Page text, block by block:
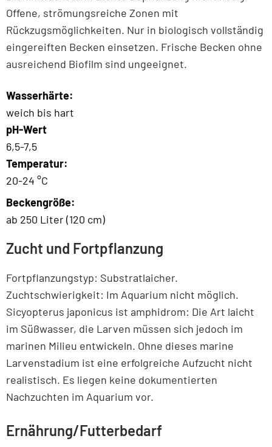
Offene, strömungsreiche Zonen mit
Rückzugsmöglichkeiten. Nur in biologisch vollständig
eingereiften Becken einsetzen. Frische Becken ohne
ausreichend Biofilm sind ungeeignet.
Wasserhärte:
weich bis hart
pH-Wert
6,5-7,5
Temperatur:
20-24 °C
Beckengröße:
ab 250 Liter (120 cm)
Zucht und Fortpflanzung
Fortpflanzungstyp: Substratlaicher.
Zuchtschwierigkeit: Im Aquarium nicht möglich.
Sicyopterus japonicus ist amphidrom: Die Art laicht
im Süßwasser, die Larven müssen sich jedoch im
marinen Milieu entwickeln. Ohne dieses marine
Larvenstadium ist eine erfolgreiche Aufzucht nicht
realistisch. Es liegen keine dokumentierten
Nachzuchten im Aquarium vor.
Ernährung/Futterbedarf